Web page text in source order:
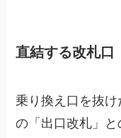
直結する改札口
乗り換え口を抜
の「出口改札」